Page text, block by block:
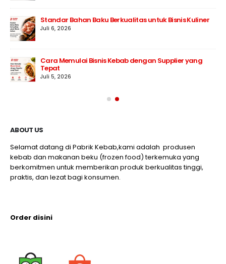
Standar Bahan Baku Berkualitas untuk Bisnis Kuliner
Juli 6, 2026
Cara Memulai Bisnis Kebab dengan Supplier yang
Tepat
Juli 5, 2026
ABOUT US
Selamat datang di Pabrik Kebab,kami adalah produsen
kebab dan makanan beku (frozen food) terkemuka yang
berkomitmen untuk memberikan produk berkualitas tinggi,
praktis, dan lezat bagi konsumen.
Order disini